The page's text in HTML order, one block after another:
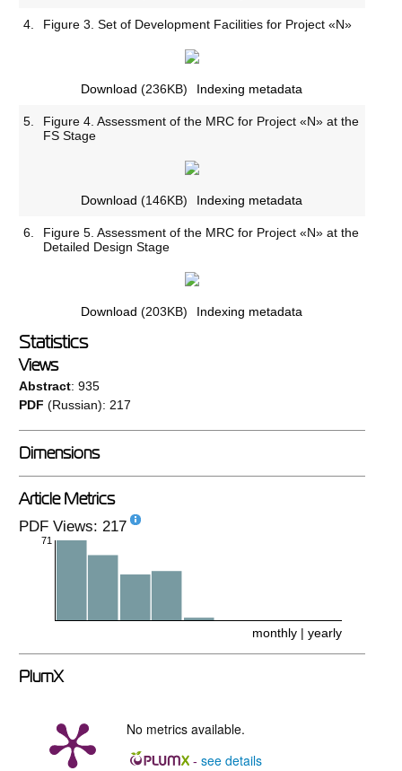
4. Figure 3. Set of Development Facilities for Project «N»
Download (236KB) Indexing metadata
5.
Figure 4. Assessment of the MRC for Project «N» at the
FS Stage
Download (146KB) Indexing metadata
6.
Figure 5. Assessment of the MRC for Project «N» at the
Detailed Design Stage
Download (203KB) Indexing metadata
Statistics
Views
Abstract: 935
PDF (Russian): 217
Dimensions
Article Metrics
PDF Views: 217
71
monthly |yearly
PlumX
No metrics available.
- see details